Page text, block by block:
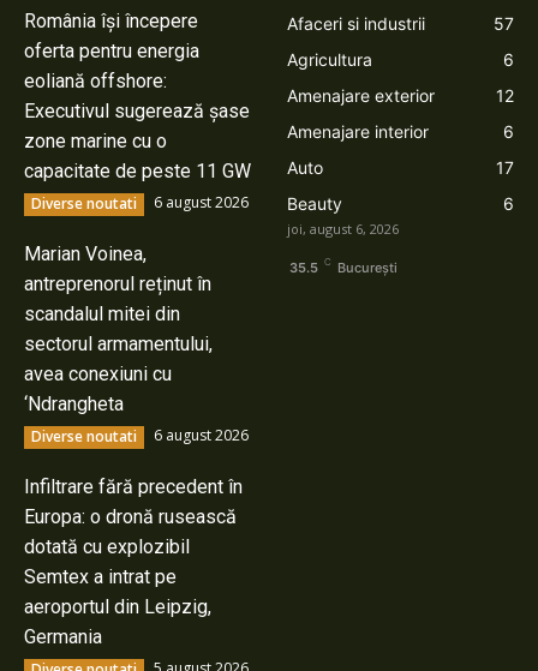
România își începere
oferta pentru energia
eoliană offshore:
Executivul sugerează șase
zone marine cu o
capacitate de peste 11 GW
Diverse noutati 6 august 2026
Marian Voinea,
antreprenorul reținut în
scandalul mitei din
sectorul armamentului,
avea conexiuni cu
‘Ndrangheta
Diverse noutati 6 august 2026
Infiltrare fără precedent în
Europa: o dronă rusească
dotată cu explozibil
Semtex a intrat pe
aeroportul din Leipzig,
Germania
Afaceri si industrii
57
Agricultura
6
Amenajare exterior
12
Amenajare interior
6
Auto
17
Beauty
6
joi, august 6, 2026
35.5 C București